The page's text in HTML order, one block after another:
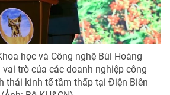
Thủy
Thị Mỹ Hạnh, Phạm Quốc Thắng,
931 - 024.38 355 932
024.66 897 897
học và Công nghệ Bùi Hoàng
trò của các doanh nghiệp công
thái kinh tế tầm thấp tại Điện Biên